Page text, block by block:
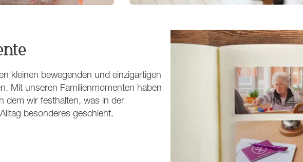
kleinen bewegenden und einzigartigen
Mit unseren Familienmomenten haben
dem wir festhalten, was in der
besonderes geschieht.